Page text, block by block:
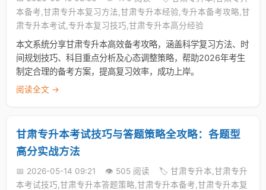
本备考,甘肃专升本复习方法,甘肃专升本经验,专升本备考攻略,甘
肃专升本考试,专升本复习技巧,甘肃专升本高分经验
本文系统分享甘肃专升本高效备考攻略，涵盖科学复习方法、时
间规划技巧、科目重点分析及心态调整策略，帮助2026年考生
制定合理的备考方案，提高复习效率，成功上岸。
阅读全文 →
甘肃专升本考试技巧与答题策略全攻略：各题型
高分实战方法
📅 2026-05-14 09:21 👁️ 505 阅读
🏷️ 甘肃专升本,甘肃专升
本考试技巧,甘肃专升本答题策略,甘肃专升本备考,甘肃专升本复